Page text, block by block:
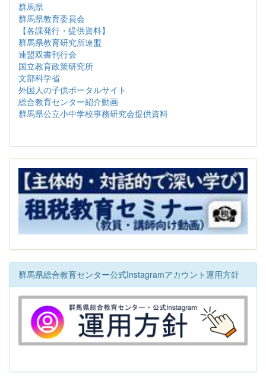
群馬県
群馬県教育委員会
【各課発行・提供資料】
群馬県教育研究所連盟
連盟双書刊行会
国立教育政策研究所
文部科学省
外国人の子供ポータルサイト
総合教育センター紹介動画
群馬県公立小中学校事務研究会提供資料
群馬県総合教育センター公式Instagramアカウント運用方針